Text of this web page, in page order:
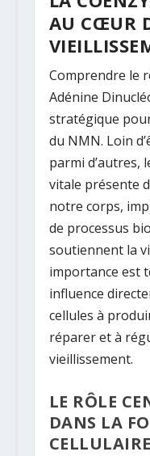
AU CŒUR
Comprendre le
Adénine
stratégique
du NMN. Loin
parmi d’autres,
vitale présente
notre corps,
de processus
soutiennent la
importance est
influence
cellules à
réparer et à
vieillissement.
LE RÔLE
DANS LA
CELLULAIRE